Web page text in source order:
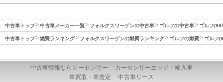
中古車トップ 中古車メーカー一覧 フォルクスワーゲンの中古車 ゴルフの中古車 ゴルフ
中古車トップ 燃費ランキング フォルクスワーゲンの燃費ランキング ゴルフの燃費 ゴルフ
中古車情報ならカーセンサー
カーセンサーエッジ・輸入車
車買取・車査定
中古車リース